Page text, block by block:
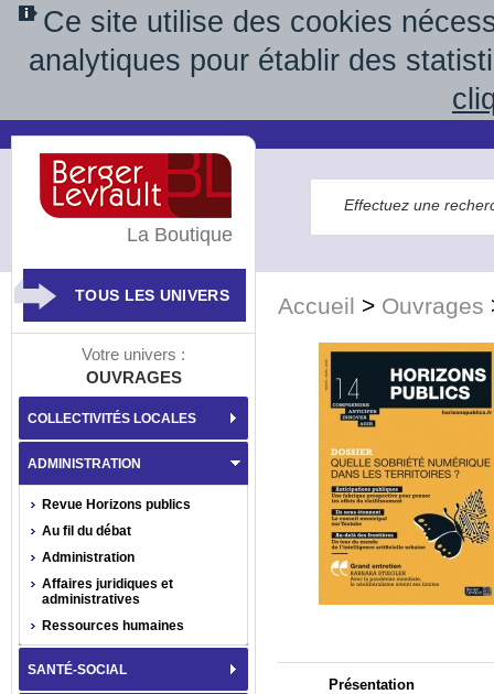
Ce site utilise des cookies
analytiques pour établir des
Accueil > Ouvrages
Présentation
La Boutique
TOUS LES UNIVERS
Votre univers :
OUVRAGES
COLLECTIVITÉS LOCALES
ADMINISTRATION
Revue Horizons publics
Au fil du débat
Administration
Affaires juridiques et
administratives
Ressources humaines
SANTÉ-SOCIAL